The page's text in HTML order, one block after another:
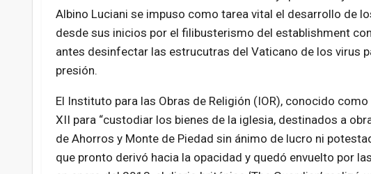
Albino Luciani se impuso como tarea vital el desarrollo de
desde sus inicios por el filibusterismo del establishment
antes desinfectar las estrucutras del Vaticano de los virus
presión.
El Instituto para las Obras de Religión (IOR), conocido
XII para “custodiar los bienes de la iglesia, destinados a
de Ahorros y Monte de Piedad sin ánimo de lucro ni
que pronto derivó hacia la opacidad y quedó envuelto por